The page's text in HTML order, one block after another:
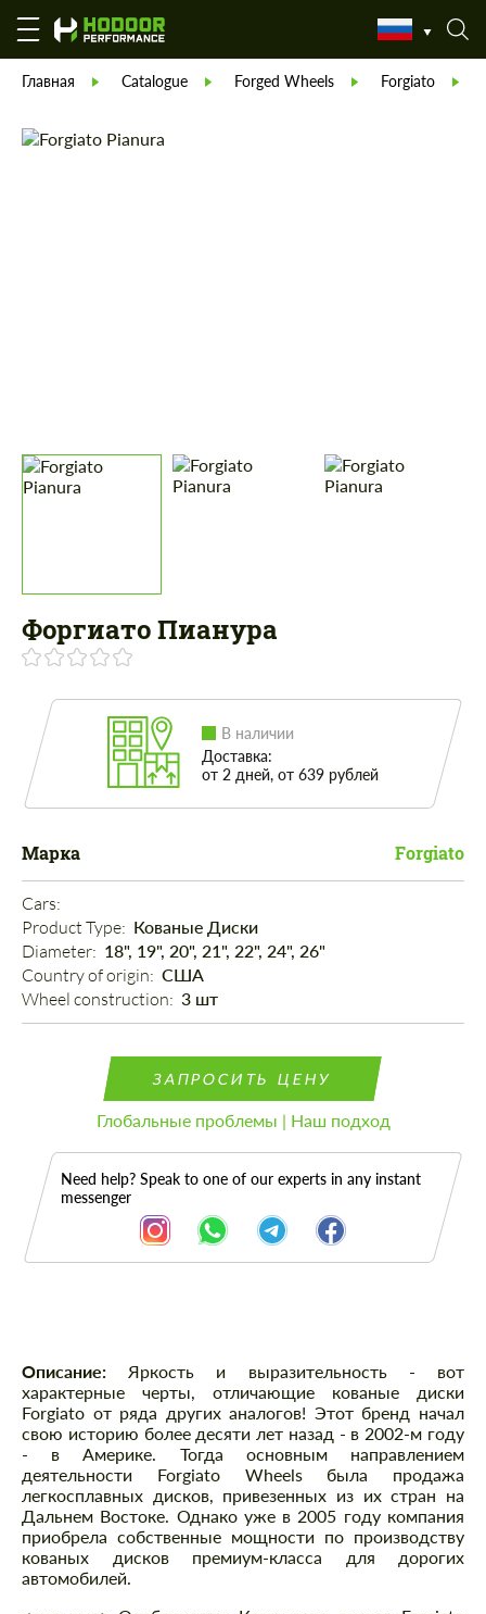
Главная Catalogue Forged Wheels Forgiato
Форгиато Пианура
В наличии
Доставка:
от 2 дней, от 639 рублей
Марка Forgiato
Cars:
Product Type: Кованые Диски
Diameter: 18", 19", 20", 21", 22", 24", 26"
Country of origin: США
Wheel construction: 3 шт
ЗАПРОСИТЬ ЦЕНУ
Глобальные проблемы | Наш подход
Need help? Speak to one of our experts in any instant
messenger
Описание
Описание: Яркость и выразительность - вот
характерные черты, отличающие кованые диски
Forgiato от ряда других аналогов! Этот бренд начал
свою историю более десяти лет назад - в 2002-м году
- в Америке. Тогда основным направлением
деятельности Forgiato Wheels была продажа
легкосплавных дисков, привезенных из их стран на
Дальнем Востоке. Однако уже в 2005 году компания
приобрела собственные мощности по производству
кованых дисков премиум-класса для дорогих
автомобилей.